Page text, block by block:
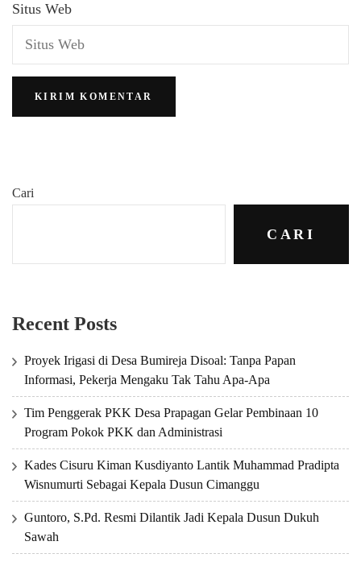
Situs Web
Cari
CARI
Recent Posts
Proyek Irigasi di Desa Bumireja Disoal: Tanpa Papan
Informasi, Pekerja Mengaku Tak Tahu Apa-Apa
Tim Penggerak PKK Desa Prapagan Gelar Pembinaan 10
Program Pokok PKK dan Administrasi
Kades Cisuru Kiman Kusdiyanto Lantik Muhammad Pradipta
Wisnumurti Sebagai Kepala Dusun Cimanggu
Guntoro, S.Pd. Resmi Dilantik Jadi Kepala Dusun Dukuh
Sawah